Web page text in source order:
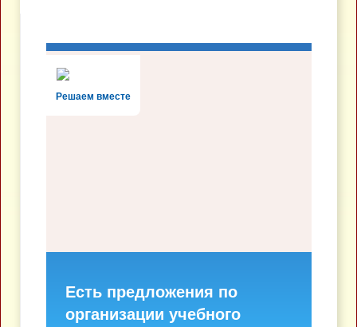
Решаем вместе
Есть предложения по
организации учебного